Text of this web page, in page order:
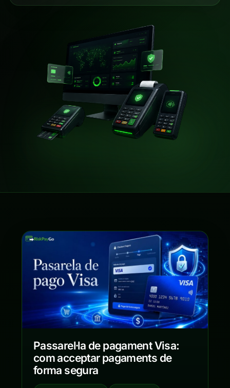
Passarel·la de pagament Visa:
com acceptar pagaments de
forma segura